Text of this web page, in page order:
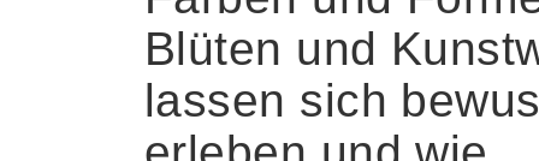
Blüten und
lassen sich